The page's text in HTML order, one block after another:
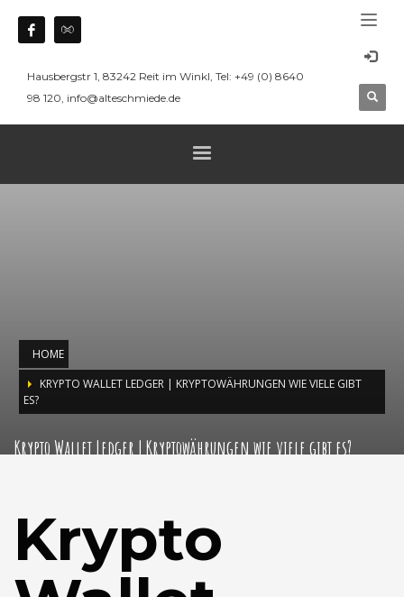
Hausbergstr 1, 83242 Reit im Winkl, Tel: +49 (0) 8640
98 120, info@alteschmiede.de
HOME
KRYPTO WALLET LEDGER | KRYPTOWÄHRUNGEN WIE VIELE GIBT
ES?
Krypto Wallet Ledger | Kryptowährungen wie viele gibt es?
Krypto